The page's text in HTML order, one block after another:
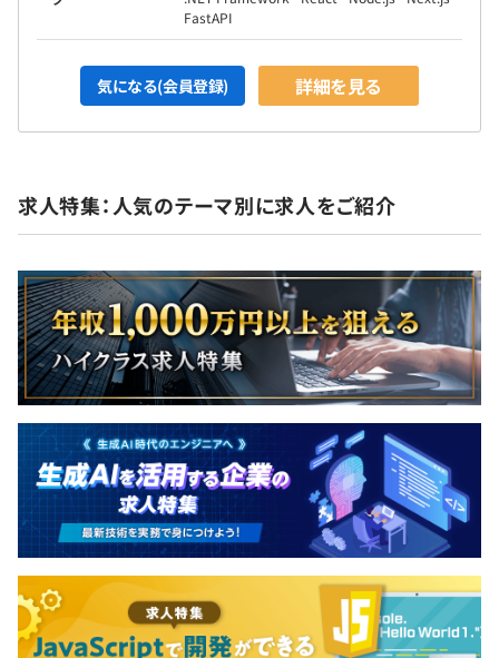
FastAPI
気になる(会員登録) 詳細を見る
求人特集：人気のテーマ別に求人をご紹介